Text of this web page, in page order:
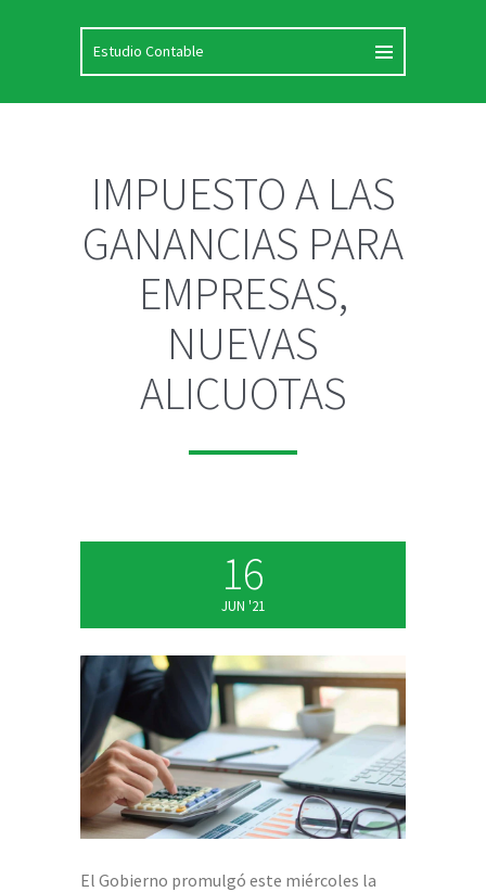
IMPUESTO A LAS
GANANCIAS PARA
EMPRESAS,
NUEVAS
ALICUOTAS
16
JUN '21
El Gobierno promulgó este miércoles la